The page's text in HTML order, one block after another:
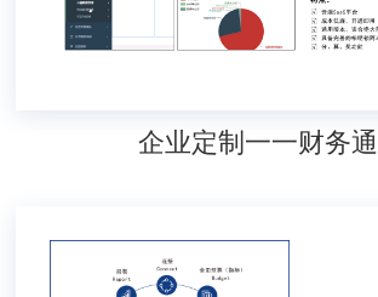
企业定制一一财务